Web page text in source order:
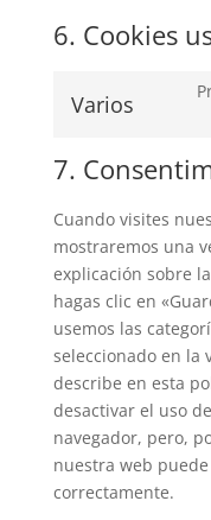
6. Cookies
Varios
7.
Cuando visites
mostraremos una
explicación sobre
hagas clic en
usemos las
seleccionado en la
describe en esta
desactivar el uso
navegador, pero,
nuestra web
correctamente.